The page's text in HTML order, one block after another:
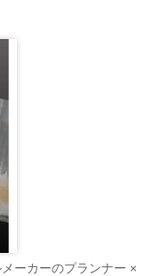
ーカーのプランナー ×